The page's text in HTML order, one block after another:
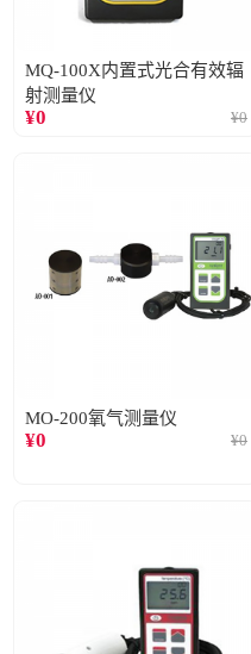
MQ-100X内置式光合有效辐
射测量仪
¥0 ¥0
MO-200氧气测量仪
¥0 ¥0